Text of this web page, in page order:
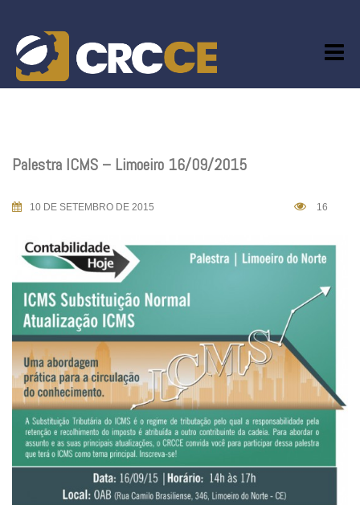
content
Palestra ICMS – Limoeiro 16/09/2015
10 DE SETEMBRO DE 2015 16